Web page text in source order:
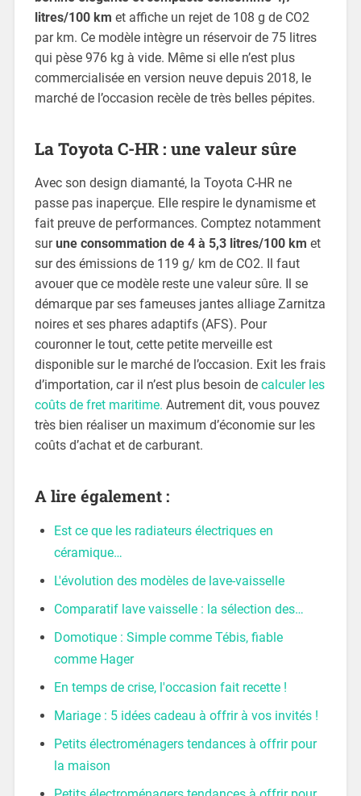
litres/100 km et affiche un rejet de 108 g de CO2
par km. Ce modèle intègre un réservoir de 75 litres
qui pèse 976 kg à vide. Même si elle n’est plus
commercialisée en version neuve depuis 2018, le
marché de l’occasion recèle de très belles pépites.
La Toyota C-HR : une valeur sûre
Avec son design diamanté, la Toyota C-HR ne
passe pas inaperçue. Elle respire le dynamisme et
fait preuve de performances. Comptez notamment
surune consommation de 4 à 5,3 litres/100 km et
sur des émissions de 119 g/ km de CO2. Il faut
avouer que ce modèle reste une valeur sûre. Il se
démarque par ses fameuses jantes alliage Zarnitza
noires et ses phares adaptifs (AFS). Pour
couronner le tout, cette petite merveille est
disponible sur le marché de l’occasion. Exit les frais
d’importation, car il n’est plus besoin de calculer les
coûts de fret maritime. Autrement dit, vous pouvez
très bien réaliser un maximum d’économie sur les
coûts d’achat et de carburant.
A lire également :
Est ce que les radiateurs électriques en
céramique…
L'évolution des modèles de lave-vaisselle
Comparatif lave vaisselle : la sélection des…
Domotique : Simple comme Tébis, fiable
comme Hager
En temps de crise, l'occasion fait recette !
Mariage : 5 idées cadeau à offrir à vos invités !
Petits électroménagers tendances à offrir pour
la maison